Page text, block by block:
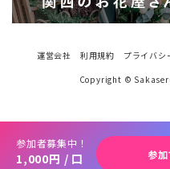
参加者募集中！
1,000円 / 口 参加
運営会社 利用規約 プライバシ
Copyright ©